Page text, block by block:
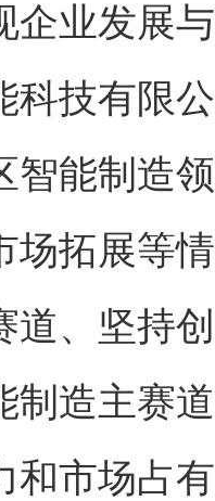
业发展
科技有限
智能制造
场拓展等
道、坚持
制造主赛
和市场占